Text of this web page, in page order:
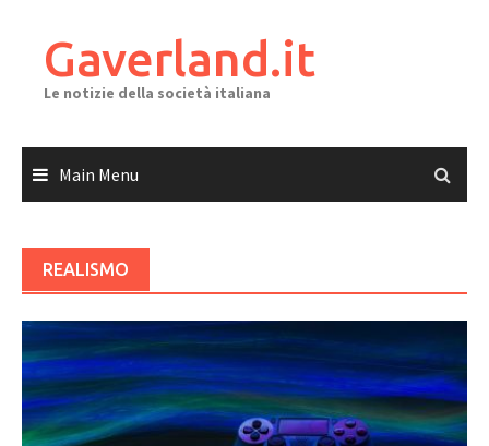
contentGaverland.it
Le notizie della società italiana
Main Menu
REALISMO